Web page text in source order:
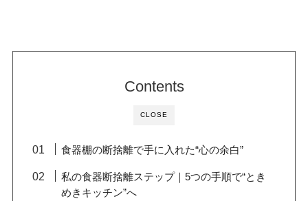
CLOSE
Contents
食器棚の断捨離で手に入れた“心の余白”
私の食器断捨離ステップ｜5つの手順で“とき
めきキッチン”へ